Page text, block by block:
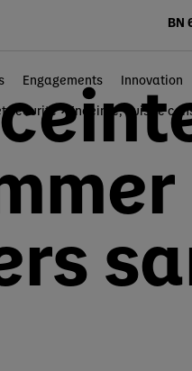
Engagements Innovation
BN
sécurité Enceinte, puis-je